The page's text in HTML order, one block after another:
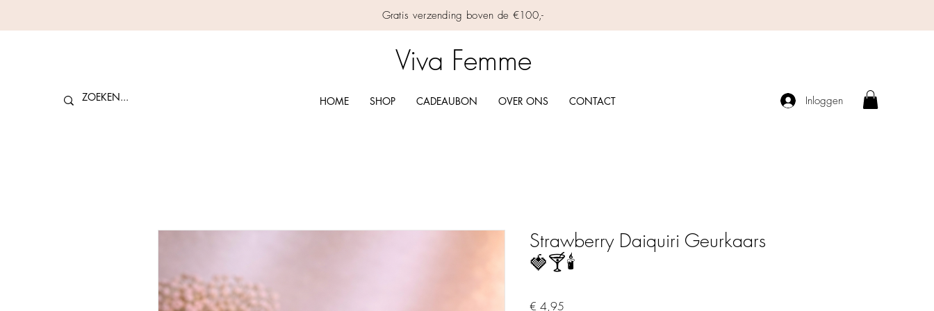
Gratis verzending boven de €100,-
Viva Femme
HOME SHOP CADEAUBON OVER ONS CONTACT Inloggen
Strawberry Daiquiri Geurkaars
🍓🍸🕯️
€ 4,95